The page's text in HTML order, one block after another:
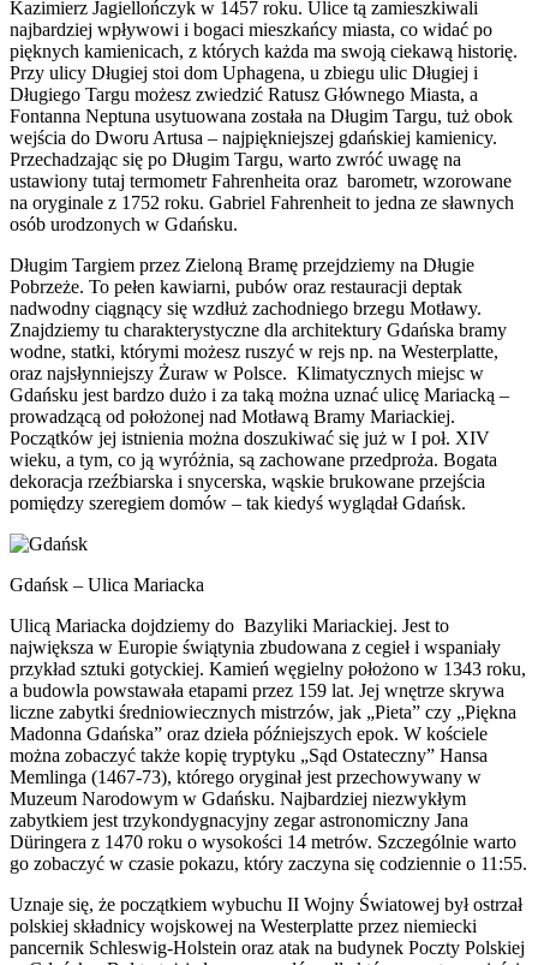
Kazimierz Jagiellończyk w 1457 roku. Ulice tą zamieszkiwali
najbardziej wpływowi i bogaci mieszkańcy miasta, co widać po
pięknych kamienicach, z których każda ma swoją ciekawą historię.
Przy ulicy Długiej stoi dom Uphagena, u zbiegu ulic Długiej i
Długiego Targu możesz zwiedzić Ratusz Głównego Miasta, a
Fontanna Neptuna usytuowana została na Długim Targu, tuż obok
wejścia do Dworu Artusa – najpiękniejszej gdańskiej kamienicy.
Przechadzając się po Długim Targu, warto zwróć uwagę na
ustawiony tutaj termometr Fahrenheita oraz barometr, wzorowane
na oryginale z 1752 roku. Gabriel Fahrenheit to jedna ze sławnych
osób urodzonych w Gdańsku.
Długim Targiem przez Zieloną Bramę przejdziemy na Długie
Pobrzeże. To pełen kawiarni, pubów oraz restauracji deptak
nadwodny ciągnący się wzdłuż zachodniego brzegu Motławy.
Znajdziemy tu charakterystyczne dla architektury Gdańska bramy
wodne, statki, którymi możesz ruszyć w rejs np. na Westerplatte,
oraz najsłynniejszy Żuraw w Polsce. Klimatycznych miejsc w
Gdańsku jest bardzo dużo i za taką można uznać ulicę Mariacką –
prowadzącą od położonej nad Motławą Bramy Mariackiej.
Początków jej istnienia można doszukiwać się już w I poł. XIV
wieku, a tym, co ją wyróżnia, są zachowane przedproża. Bogata
dekoracja rzeźbiarska i snycerska, wąskie brukowane przejścia
pomiędzy szeregiem domów – tak kiedyś wyglądał Gdańsk.
Gdańsk – Ulica Mariacka
Ulicą Mariacka dojdziemy do Bazyliki Mariackiej. Jest to
największa w Europie świątynia zbudowana z cegieł i wspaniały
przykład sztuki gotyckiej. Kamień węgielny położono w 1343 roku,
a budowla powstawała etapami przez 159 lat. Jej wnętrze skrywa
liczne zabytki średniowiecznych mistrzów, jak „Pieta” czy „Piękna
Madonna Gdańska” oraz dzieła późniejszych epok. W kościele
można zobaczyć także kopię tryptyku „Sąd Ostateczny” Hansa
Memlinga (1467-73), którego oryginał jest przechowywany w
Muzeum Narodowym w Gdańsku. Najbardziej niezwykłym
zabytkiem jest trzykondygnacyjny zegar astronomiczny Jana
Düringera z 1470 roku o wysokości 14 metrów. Szczególnie warto
go zobaczyć w czasie pokazu, który zaczyna się codziennie o 11:55.
Uznaje się, że początkiem wybuchu II Wojny Światowej był ostrzał
polskiej składnicy wojskowej na Westerplatte przez niemiecki
pancernik Schleswig-Holstein oraz atak na budynek Poczty Polskiej